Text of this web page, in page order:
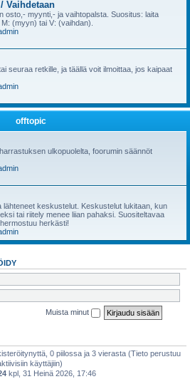
Vaihdetaan
osto,- myynti,- ja vaihtopalsta. Suositus: laita
(myyn) tai V: (vaihdan).
seuraa retkille, ja täällä voit ilmoittaa, jos kaipaat
offtopic
ulkopuolelta, foorumin säännöt
keskustelut. Keskustelut lukitaan, kun
tai riitely menee liian pahaksi. Suositeltavaa
herkästi!
Muista minut
0 piilossa ja 3 vierasta (Tieto perustuu
käyttäjiin)
kpl, 31 Heinä 2026, 17:46